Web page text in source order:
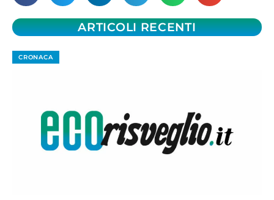
ARTICOLI RECENTI
CRONACA